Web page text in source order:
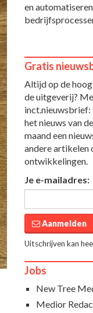
en
Gratis
Altijd op de
de uitgeverij?
inct.nieuwsbrief:
het nieuws van
maand een
andere artikelen
ontwikkelingen.
Je e-mailadres:
Aanmelden
Uitschrijven kan
Jobs
New Tree
Medior